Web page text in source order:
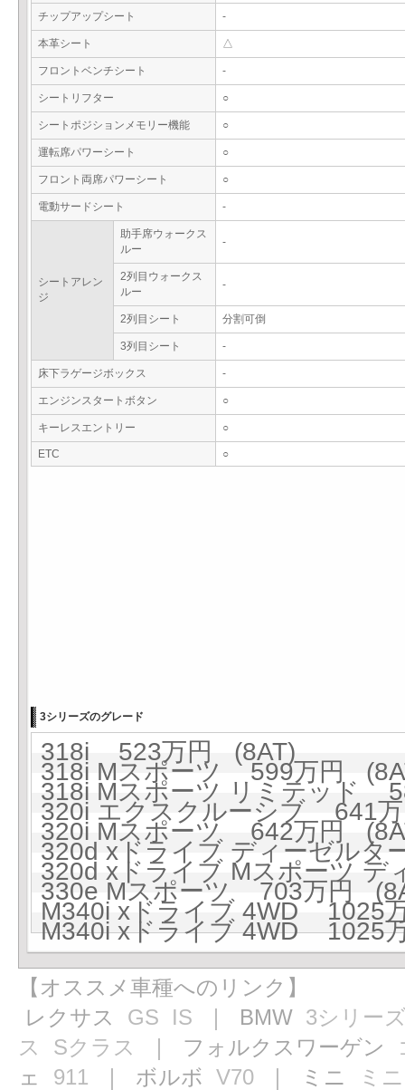
チップアップシート -
本革シート △
フロントベンチシート -
シートリフター ○
シートポジションメモリー機能 ○
運転席パワーシート ○
フロント両席パワーシート ○
電動サードシート -
シートアレン
ジ
助手席ウォークス
ルー
-
2列目ウォークス
ルー
-
2列目シート 分割可倒
3列目シート -
床下ラゲージボックス -
エンジンスタートボタン ○
キーレスエントリー ○
ETC ○
3シリーズのグレード
318i 523万円 (8AT)
318i Mスポーツ 599万円
318i Mスポーツ リミテッド
320i エクスクルーシブ 641
320i Mスポーツ 642万円
320d xドライブ ディーゼル
320d xドライブ Mスポーツ
330e Mスポーツ 703万円
M340i xドライブ 4WD 1025
M340i xドライブ 4WD 1025
【オススメ車種へのリンク】
レクサス GS IS ｜ BMW 3シリー
ス
Sクラス ｜ フォルクスワーゲン
ェ 911 ｜ ボルボ V70 ｜ ミニ ミニ